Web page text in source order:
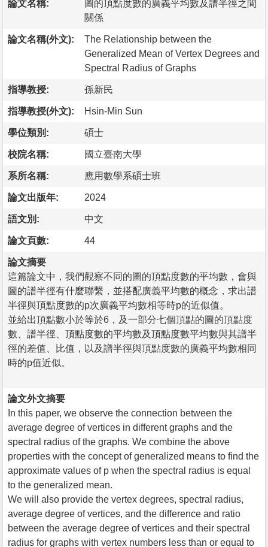
論文名稱:
圖的頂點度數的廣義平均數及譜半徑之間
關係
論文名稱(外文):
The Relationship between the
Generalized Mean of Vertex Degrees and
Spectral Radius of Graphs
指導教授: 孫新民
指導教授(外文): Hsin-Min Sun
學位類別: 碩士
校院名稱: 國立臺南大學
系所名稱: 應用數學系碩士班
論文出版年: 2024
語文別: 中文
論文頁數: 44
論文摘要
這篇論文中，我們觀察不同的圖的頂點度數的平均數，會與
圖的譜半徑有什麼聯繫，並搭配廣義平均數的概念，求出譜
半徑與頂點度數的p次廣義平均數相等時p的近似值。
並給出頂點數小於等於6，及一部分七個頂點的圖的頂點度
數、譜半徑、頂點度數的平均數及頂點度數平均數與其譜半
徑的差值、比值，以及譜半徑與頂點度數的廣義平均數相同
時的p值近似。
論文外文摘要
In this paper, we observe the connection between the
average degree of vertices in different graphs and the
spectral radius of the graphs. We combine the above
properties with the concept of generalized means to find the
approximate values of p when the spectral radius is equal
to the generalized mean.
We will also provide the vertex degrees, spectral radius,
average degree of vertices, and the difference and ratio
between the average degree of vertices and their spectral
radius for graphs with vertex numbers less than or equal to